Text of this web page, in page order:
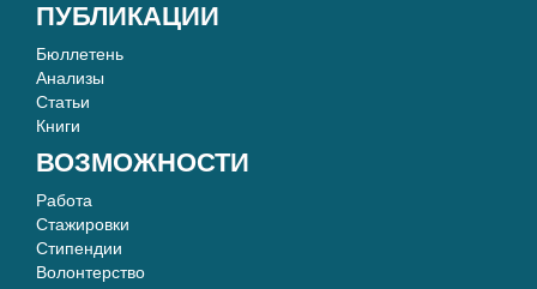
ПУБЛИКАЦИИ
Бюллетень
Анализы
Статьи
Книги
ВОЗМОЖНОСТИ
Работа
Стажировки
Стипендии
Волонтерство